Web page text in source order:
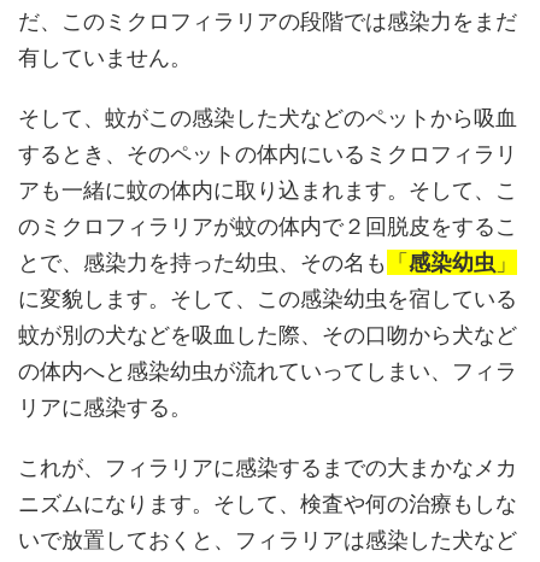
だ、このミクロフィラリアの段階では感染力をまだ
有していません。
そして、蚊がこの感染した犬などのペットから吸血
するとき、そのペットの体内にいるミクロフィラリ
アも一緒に蚊の体内に取り込まれます。そして、こ
のミクロフィラリアが蚊の体内で２回脱皮をするこ
とで、感染力を持った幼虫、その名も
「 感染幼虫 」
に変貌します。そして、この感染幼虫を宿している
蚊が別の犬などを吸血した際、その口吻から犬など
の体内へと感染幼虫が流れていってしまい、フィラ
リアに感染する。
これが、フィラリアに感染するまでの大まかなメカ
ニズムになります。そして、検査や何の治療もしな
いで放置しておくと、フィラリアは感染した犬など